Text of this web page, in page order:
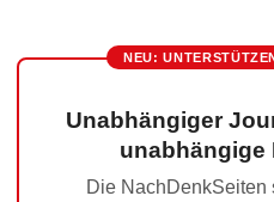
NEU:
Unabhängiger
unabhängige
Die NachDenkSeiten